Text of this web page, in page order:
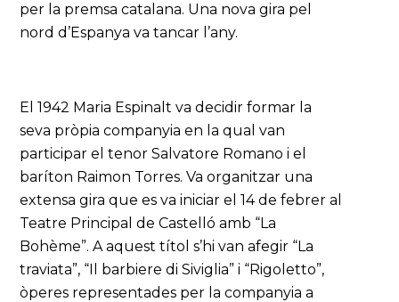
per la premsa catalana. Una nova gira pel
nord d’Espanya va tancar l’any.
El 1942 Maria Espinalt va decidir formar la
seva pròpia companyia en la qual van
participar el tenor Salvatore Romano i el
baríton Raimon Torres. Va organitzar una
extensa gira que es va iniciar el 14 de febrer al
Teatre Principal de Castelló amb “La
Bohème”. A aquest títol s’hi van afegir “La
traviata”, “Il barbiere di Siviglia” i “Rigoletto”,
òperes representades per la companyia a